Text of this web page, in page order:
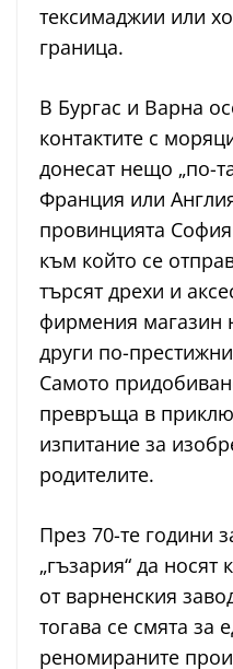
тексимаджии или
граница.
В Бургас и Варна
контактите с
донесат нещо „по-
Франция или
провинцията
към който се
търсят дрехи и
фирмения магазин
други по-
Самото
превръща в
изпитание за
родителите.
През 70-те години
„гъзария“ да
от варненския
тогава се смята за
реномираните